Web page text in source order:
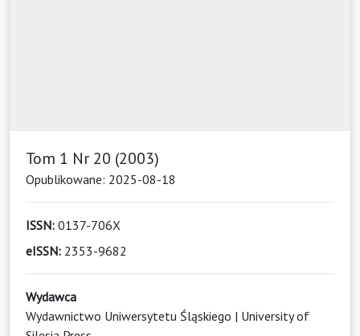
Tom 1 Nr 20 (2003)
Opublikowane: 2025-08-18
ISSN: 0137-706X
eISSN: 2353-9682
Wydawca
Wydawnictwo Uniwersytetu Śląskiego | University of